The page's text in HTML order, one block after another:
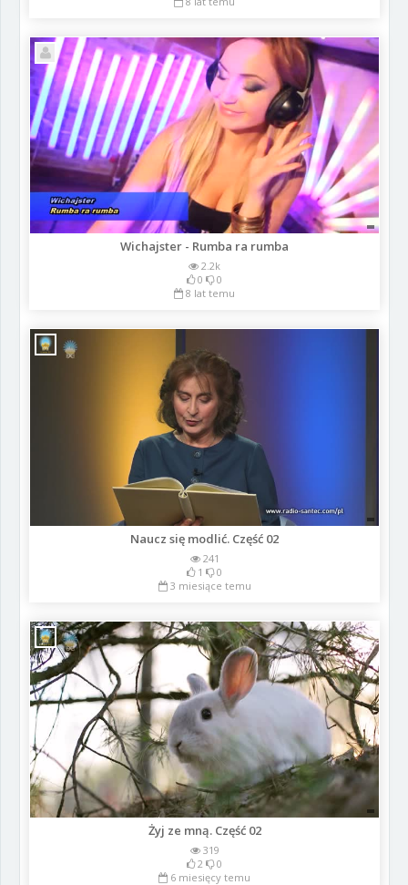
Wichajster - Rumba ra rumba
2.2k
0
0
8 lat temu
Naucz się modlić. Część 02
241
1
0
3 miesiące temu
Żyj ze mną. Część 02
319
2
0
6 miesięcy temu